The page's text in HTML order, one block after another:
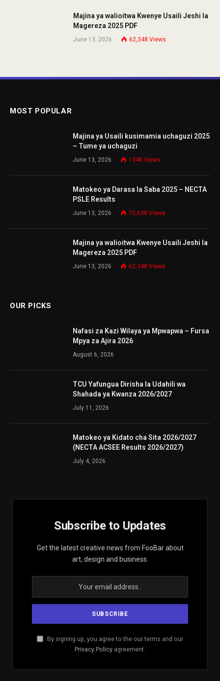
Majina ya walioitwa Kwenye Usaili Jeshi la
Magereza 2025 PDF
June 13, 2026 62,348 Views
MOST POPULAR
Majina ya Usaili kusimamia uchaguzi 2025
– Tume ya uchaguzi
June 13, 2026 134K Views
Matokeo ya Darasa la Saba 2025 – NECTA
PSLE Results
June 13, 2026 75,638 Views
Majina ya walioitwa Kwenye Usaili Jeshi la
Magereza 2025 PDF
June 13, 2026 62,348 Views
OUR PICKS
Nafasi za Kazi Wilaya ya Mpwapwa – Fursa
Mpya za Ajira 2026
August 6, 2026
TCU Yafungua Dirisha la Udahili wa
Shahada ya Kwanza 2026/2027
July 11, 2026
Matokeo ya Kidato cha Sita 2026/2027
(NECTA ACSEE Results 2026/2027)
July 4, 2026
Subscribe to Updates
Get the latest creative news from FooBar about
art, design and business.
By signing up, you agree to the our terms and our
Privacy Policy agreement.